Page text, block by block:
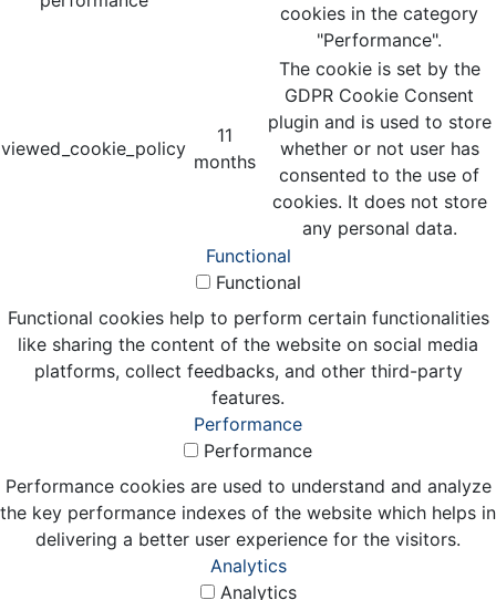
cookies in the category
"Performance".
viewed_cookie_policy
11
months
The cookie is set by the
GDPR Cookie Consent
plugin and is used to store
whether or not user has
consented to the use of
cookies. It does not store
any personal data.
Functional
Functional
Functional cookies help to perform certain functionalities
like sharing the content of the website on social media
platforms, collect feedbacks, and other third-party
features.
Performance
Performance
Performance cookies are used to understand and analyze
the key performance indexes of the website which helps in
delivering a better user experience for the visitors.
Analytics
Analytics